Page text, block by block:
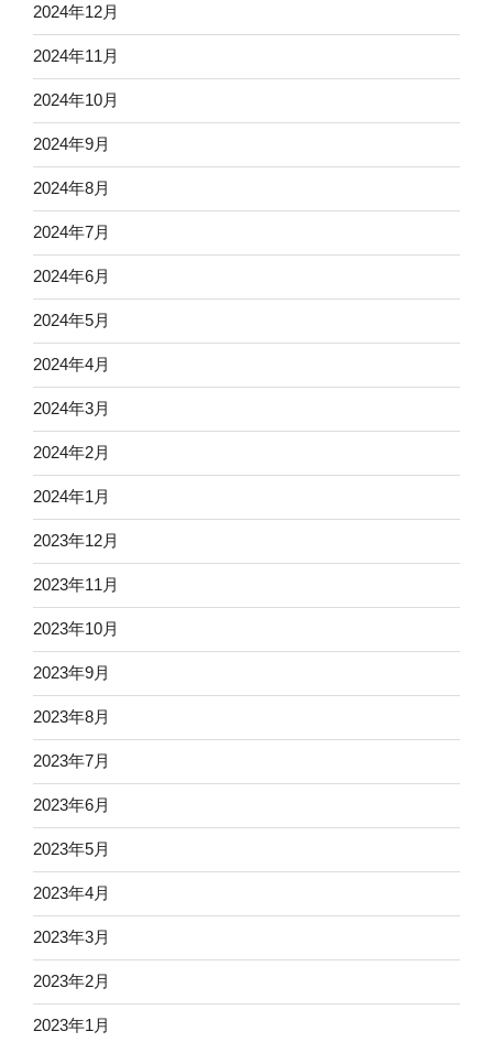
2024年12月
2024年11月
2024年10月
2024年9月
2024年8月
2024年7月
2024年6月
2024年5月
2024年4月
2024年3月
2024年2月
2024年1月
2023年12月
2023年11月
2023年10月
2023年9月
2023年8月
2023年7月
2023年6月
2023年5月
2023年4月
2023年3月
2023年2月
2023年1月